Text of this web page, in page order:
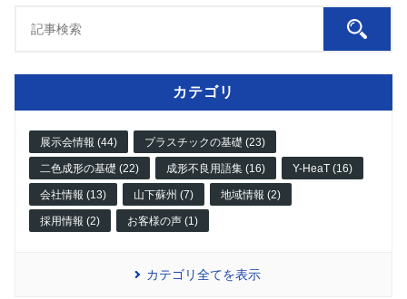
カテゴリ
展示会情報 (44) プラスチックの基礎 (23)
二色成形の基礎 (22) 成形不良用語集 (16) Y-HeaT (16)
会社情報 (13) 山下蘇州 (7) 地域情報 (2)
採用情報 (2) お客様の声 (1)
カテゴリ全てを表示